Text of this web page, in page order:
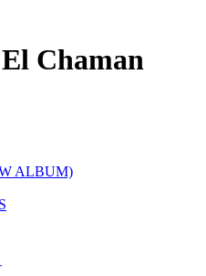
Chaman
ALBUM)